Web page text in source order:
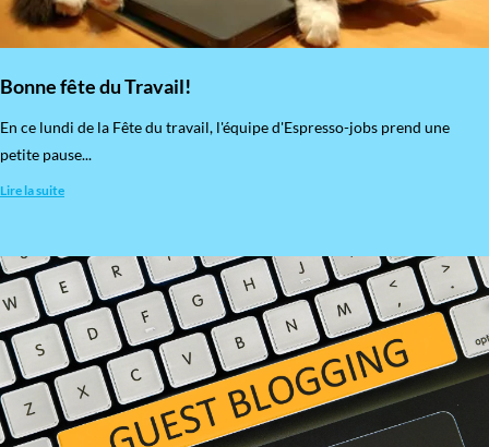
Bonne fête du Travail!
En ce lundi de la Fête du travail, l'équipe d'Espresso-jobs prend une
petite pause...
Lire la suite